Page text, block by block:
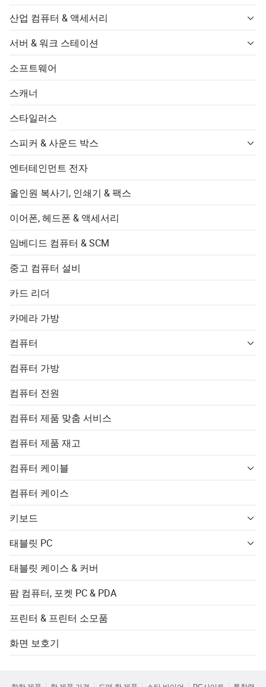
산업 컴퓨터 & 액세서리
서버 & 워크 스테이션
소프트웨어
스캐너
스타일러스
스피커 & 사운드 박스
엔터테인먼트 전자
올인원 복사기, 인쇄기 & 팩스
이어폰, 헤드폰 & 액세서리
임베디드 컴퓨터 & SCM
중고 컴퓨터 설비
카드 리더
카메라 가방
컴퓨터
컴퓨터 가방
컴퓨터 전원
컴퓨터 제품 맞춤 서비스
컴퓨터 제품 재고
컴퓨터 케이블
컴퓨터 케이스
키보드
태블릿 PC
태블릿 케이스 & 커버
팜 컴퓨터, 포켓 PC & PDA
프린터 & 프린터 소모품
화면 보호기